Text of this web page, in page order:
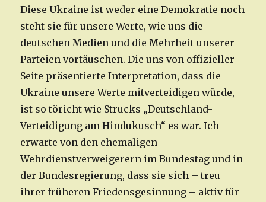
Diese Ukraine ist weder eine Demokratie noch
steht sie für unsere Werte, wie uns die
deutschen Medien und die Mehrheit unserer
Parteien vortäuschen. Die uns von offizieller
Seite präsentierte Interpretation, dass die
Ukraine unsere Werte mitverteidigen würde,
ist so töricht wie Strucks „Deutschland-
Verteidigung am Hindukusch“ es war. Ich
erwarte von den ehemaligen
Wehrdienstverweigerern im Bundestag und in
der Bundesregierung, dass sie sich – treu
ihrer früheren Friedensgesinnung – aktiv für